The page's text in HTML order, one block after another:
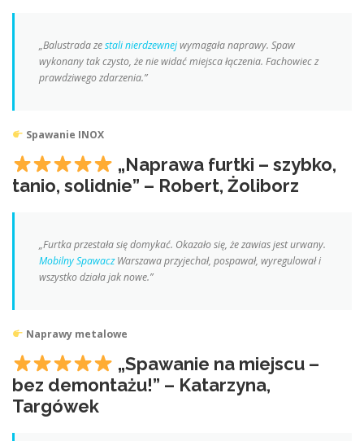
„Balustrada zestali nierdzewnejwymagała naprawy. Spaw
wykonany tak czysto, że nie widać miejsca łączenia. Fachowiec z
prawdziwego zdarzenia.”
Spawanie INOX
„Naprawa furtki – szybko,
tanio, solidnie” – Robert, Żoliborz
„Furtka przestała się domykać. Okazało się, że zawias jest urwany.
Mobilny SpawaczWarszawa przyjechał, pospawał, wyregulował i
wszystko działa jak nowe.”
Naprawy metalowe
„Spawanie na miejscu –
bez demontażu!” – Katarzyna,
Targówek